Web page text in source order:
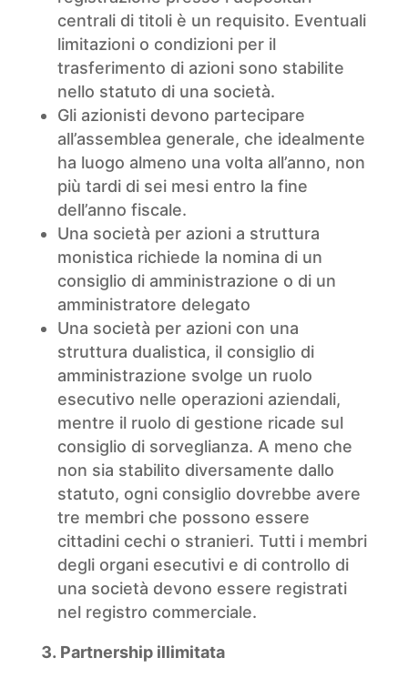
centrali di titoli è un requisito. Eventuali
limitazioni o condizioni per il
trasferimento di azioni sono stabilite
nello statuto di una società.
Gli azionisti devono partecipare
all’assemblea generale, che idealmente
ha luogo almeno una volta all’anno, non
più tardi di sei mesi entro la fine
dell’anno fiscale.
Una società per azioni a struttura
monistica richiede la nomina di un
consiglio di amministrazione o di un
amministratore delegato
Una società per azioni con una
struttura dualistica, il consiglio di
amministrazione svolge un ruolo
esecutivo nelle operazioni aziendali,
mentre il ruolo di gestione ricade sul
consiglio di sorveglianza. A meno che
non sia stabilito diversamente dallo
statuto, ogni consiglio dovrebbe avere
tre membri che possono essere
cittadini cechi o stranieri. Tutti i membri
degli organi esecutivi e di controllo di
una società devono essere registrati
nel registro commerciale.
Partnership illimitata